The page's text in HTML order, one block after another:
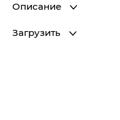
Описание
Загрузить